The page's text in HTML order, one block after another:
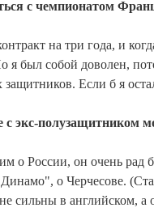
с чемпионатом
на три года, и
я был собой доволен,
Если б я
с экс-полузащитником
о России, он очень
о Черчесове.
сильны в английском, а